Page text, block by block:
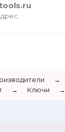
→
→ Ключи →